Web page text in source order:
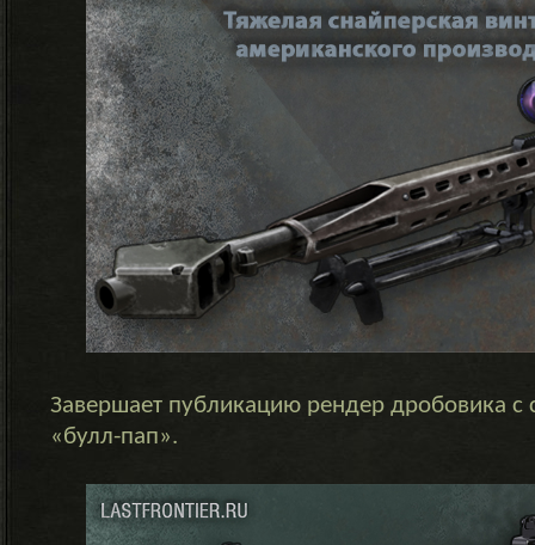
Завершает публикацию рендер дробовика с
«булл-пап».